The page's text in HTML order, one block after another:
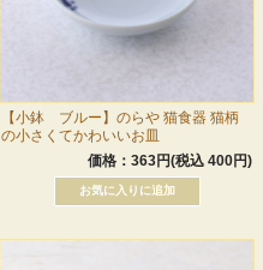
【小鉢 ブルー】のらや 猫食器 猫柄
の小さくてかわいいお皿
価格：363円(税込 400円)